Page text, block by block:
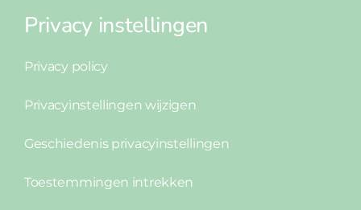
Privacy instellingen
Privacy policy
Privacyinstellingen wijzigen
Geschiedenis privacyinstellingen
Toestemmingen intrekken